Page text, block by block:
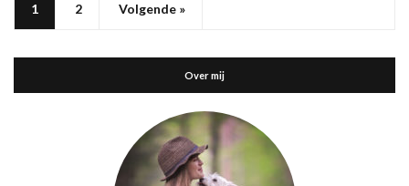
1 2 Volgende »
Over mij